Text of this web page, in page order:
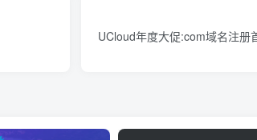
UCloud年度大促:com域名注